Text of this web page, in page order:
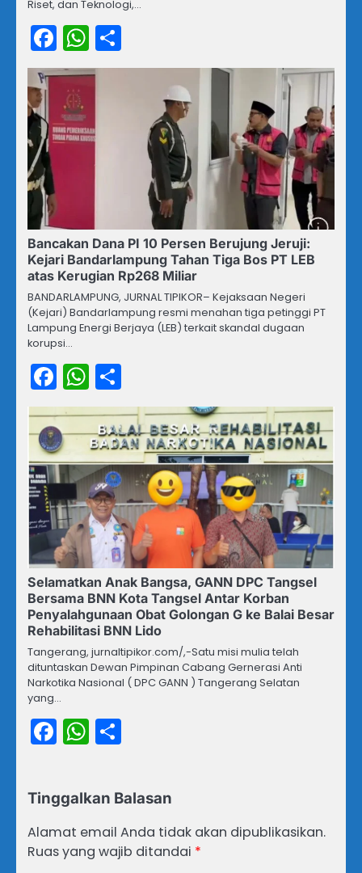
Riset, dan Teknologi,…
Facebook
WhatsApp
Bancakan Dana PI 10 Persen Berujung Jeruji:
Kejari Bandarlampung Tahan Tiga Bos PT LEB
atas Kerugian Rp268 Miliar
BANDARLAMPUNG, JURNAL TIPIKOR– Kejaksaan Negeri
(Kejari) Bandarlampung resmi menahan tiga petinggi PT
Lampung Energi Berjaya (LEB) terkait skandal dugaan
korupsi…
Facebook
WhatsApp
Selamatkan Anak Bangsa, GANN DPC Tangsel
Bersama BNN Kota Tangsel Antar Korban
Penyalahgunaan Obat Golongan G ke Balai Besar
Rehabilitasi BNN Lido
Tangerang, jurnaltipikor.com/,-Satu misi mulia telah
dituntaskan Dewan Pimpinan Cabang Gernerasi Anti
Narkotika Nasional ( DPC GANN ) Tangerang Selatan
yang…
Facebook
WhatsApp
Tinggalkan Balasan
Alamat email Anda tidak akan dipublikasikan.
Ruas yang wajib ditandai *